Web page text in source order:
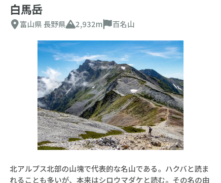
白馬岳
富山県 長野県 2,932m 百名山
北アルプス北部の山塊で代表的な名山である。ハクバと読ま
れることも多いが、本来はシロウマダケと読む。その名の由